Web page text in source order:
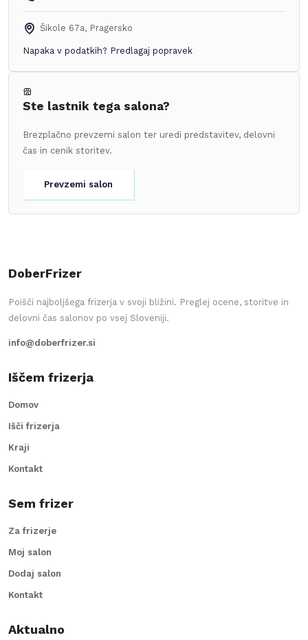
Šikole 67a, Pragersko
Napaka v podatkih? Predlagaj popravek
Ste lastnik tega salona?
Brezplačno prevzemi salon ter uredi predstavitev, delovni
čas in cenik storitev.
Prevzemi salon
DoberFrizer
Poišči najboljšega frizerja v svoji bližini. Preglej ocene, storitve in
delovni čas salonov po vsej Sloveniji.
info@doberfrizer.si
Iščem frizerja
Domov
Išči frizerja
Kraji
Kontakt
Sem frizer
Za frizerje
Moj salon
Dodaj salon
Kontakt
Aktualno